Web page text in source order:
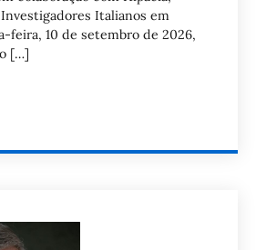
Italianos em
feira, 10 de setembro de 2026,
[…]